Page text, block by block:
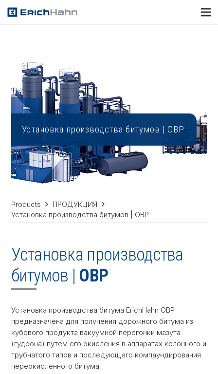
Установка производства битумов | OBP
Products
ПРОДУКЦИЯ
Установка производства битумов | OBP
Установка производства
битумов | OBP
Установка производства битума ErichHahn OBР
предназначена для получения дорожного битума из
кубового продукта вакуумной перегонки мазута
(гудрона) путем его окисления в аппаратах колонного и
трубчатого типов и последующего компаундирования
переокисленного битума.